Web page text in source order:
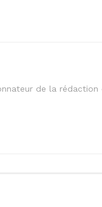
de la rédaction